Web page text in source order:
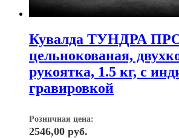
Кувалда ТУНДРА
цельнокованая,
рукоятка, 1.5 кг, с
гравировкой
Розничная цена:
2546,00 руб.